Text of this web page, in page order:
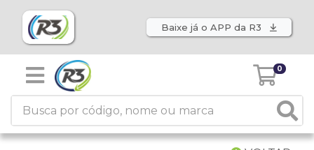
Baixe já o APP da R3
0